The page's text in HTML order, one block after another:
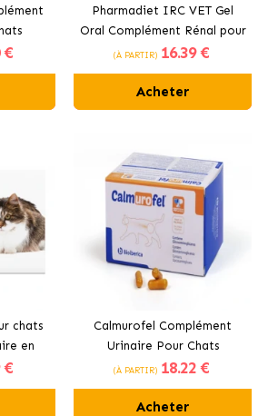
€
Pharmadiet IRC VET Gel
Oral Complément Rénal pour
Chiens et Chats
(À PARTIR) 16.39 €
Acheter
chats
en
€
Calmurofel Complément
Urinaire Pour Chats
Bioiberica
(À PARTIR) 18.22 €
Acheter